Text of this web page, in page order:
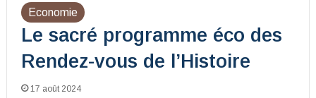
Economie
Le sacré programme éco des
Rendez-vous de l’Histoire
17 août 2024